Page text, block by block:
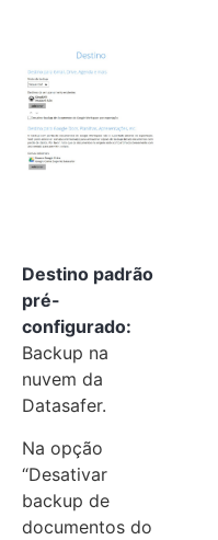
Destino padrão
pré-
configurado:
Backup na
nuvem da
Datasafer.
Na opção
“Desativar
backup de
documentos do